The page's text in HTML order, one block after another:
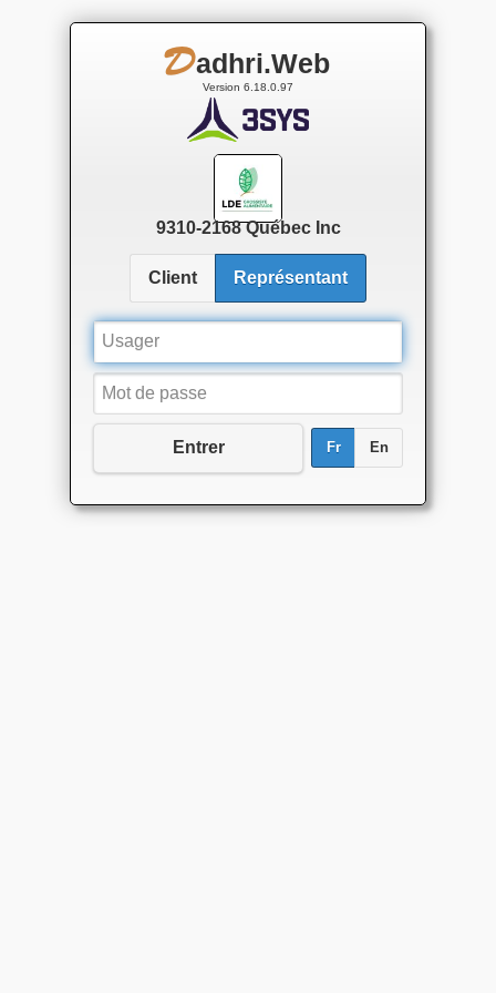
Dadhri.Web
Version 6.18.0.97
9310-2168 Québec Inc
Client Représentant
Usager
Mot de passe
Entrer Fr En